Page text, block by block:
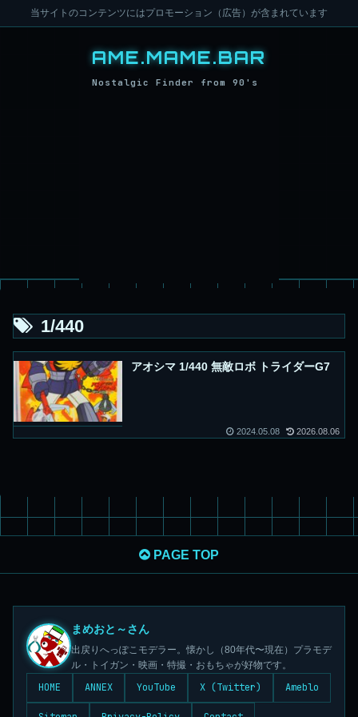
当サイトのコンテンツにはプロモーション（広告）が含まれています
1/440
アオシマ 1/440 無敵ロボ トライダーG7
2024.05.08 2026.08.06
PAGE TOP
まめおと～さん
出戻りへっぽこモデラー。懐かし（80年代〜現在）プラモデ
ル・トイガン・映画・特撮・おもちゃが好物です。
HOME ANNEX YouTube X (Twitter) Ameblo